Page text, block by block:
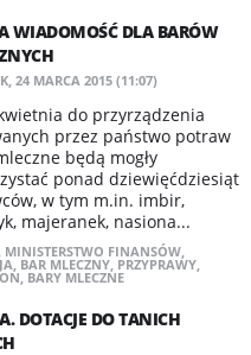
WIADOMOŚĆ DLA BARÓW
24 MARCA 2015 (11:07)
do przyrządzenia
przez państwo potraw
będą mogły
ponad dziewięćdziesiąt
w tym m.in. imbir,
majeranek, nasiona...
MINISTERSTWO FINANSÓW,
, BAR MLECZNY, PRZYPRAWY,
, BARY MLECZNE
DOTACJE DO TANICH